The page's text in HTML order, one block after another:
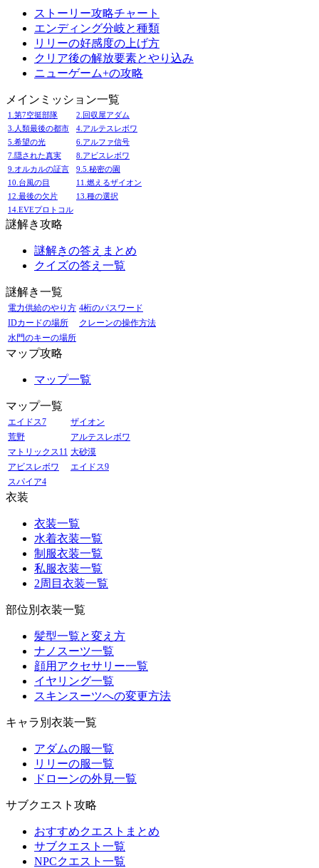
ストーリー攻略チャート
エンディング分岐と種類
リリーの好感度の上げ方
クリア後の解放要素とやり込み
ニューゲーム+の攻略
メインミッション一覧
1.第7空挺部隊
2.回収屋アダム
3.人類最後の都市
4.アルテスレボワ
5.希望の光
6.アルファ信号
7.隠された真実
8.アビスレボワ
9.オルカルの証言
9.5.秘密の園
10.台風の目
11.燃えるザイオン
12.最後の欠片
13.種の選択
14.EVEプロトコル
謎解き攻略
謎解きの答えまとめ
クイズの答え一覧
謎解き一覧
電力供給のやり方 4桁のパスワード
IDカードの場所
クレーンの操作方法
水門のキーの場所
マップ攻略
マップ一覧
マップ一覧
エイドス7
ザイオン
荒野
アルテスレボワ
マトリックス11 大砂漠
アビスレボワ
エイドス9
スパイア4
衣装
衣装一覧
水着衣装一覧
制服衣装一覧
私服衣装一覧
2周目衣装一覧
部位別衣装一覧
髪型一覧と変え方
ナノスーツ一覧
顔用アクセサリー一覧
イヤリング一覧
スキンスーツへの変更方法
キャラ別衣装一覧
アダムの服一覧
リリーの服一覧
ドローンの外見一覧
サブクエスト攻略
おすすめクエストまとめ
サブクエスト一覧
NPCクエスト一覧